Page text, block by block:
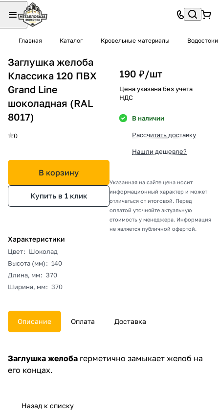
Главная Каталог Кровельные материалы Водостоки
Заглушка желоба
Классика 120 ПВХ
Grand Line
шоколадная (RAL
8017)
0
В корзину
Купить в 1 клик
Характеристики
Цвет: Шоколад
Высота (мм): 140
Длина, мм: 370
Ширина, мм: 370
190 ₽/шт
Цена указана без учета
НДС
В наличии
Рассчитать доставку
Нашли дешевле?
Указанная на сайте цена носит
информационный характер и может
отличаться от итоговой. Перед
оплатой уточняйте актуальную
стоимость у менеджера. Информация
не является публичной офертой.
Описание Оплата Доставка
Заглушка желоба герметично замыкает желоб на
его концах.
Назад к списку